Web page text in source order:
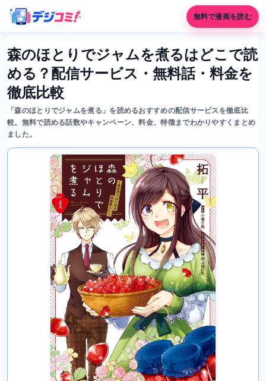
無料で漫画を読む
森のほとりでジャムを煮るはどこで読
める？配信サービス・無料話・料金を
徹底比較
「森のほとりでジャムを煮る」を読めるおすすめの配信サービスを徹底比
較。無料で読める話数やキャンペーン、料金、特徴までわかりやすくまとめ
ました。